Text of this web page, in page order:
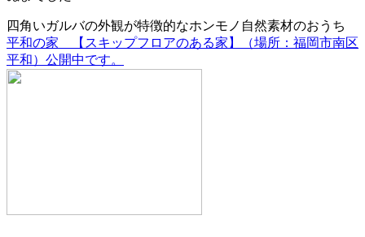
四角いガルバの外観が特徴的なホンモノ自然素材のおうち
平和の家 【スキップフロアのある家】（場所：福岡市南区
平和）公開中です。